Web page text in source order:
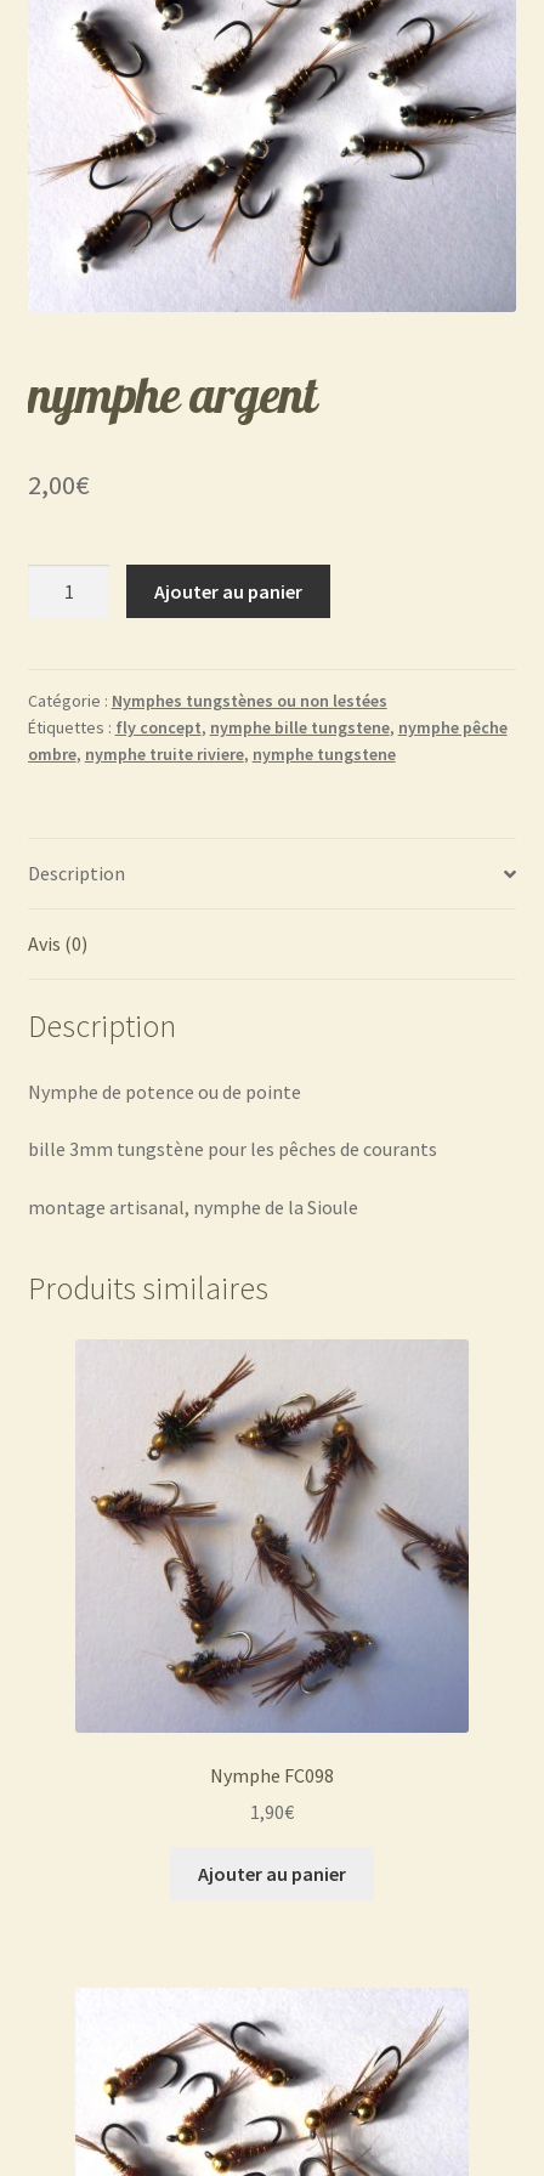
nymphe argent
2,00€
Ajouter au panier
Catégorie : Nymphes tungstènes ou non lestées
Étiquettes : fly concept, nymphe bille tungstene, nymphe pêche
ombre, nymphe truite riviere, nymphe tungstene
Description
Avis (0)
Description
Nymphe de potence ou de pointe
bille 3mm tungstène pour les pêches de courants
montage artisanal, nymphe de la Sioule
Produits similaires
Nymphe FC098
1,90€
Ajouter au panier